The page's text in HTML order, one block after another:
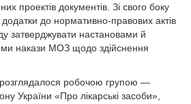
проектів документів. Зі свого боку
до нормативно-правових актів
затверджувати настановами й
накази МОЗ щодо здійснення
робочою групою —
України «Про лікарські засоби»,